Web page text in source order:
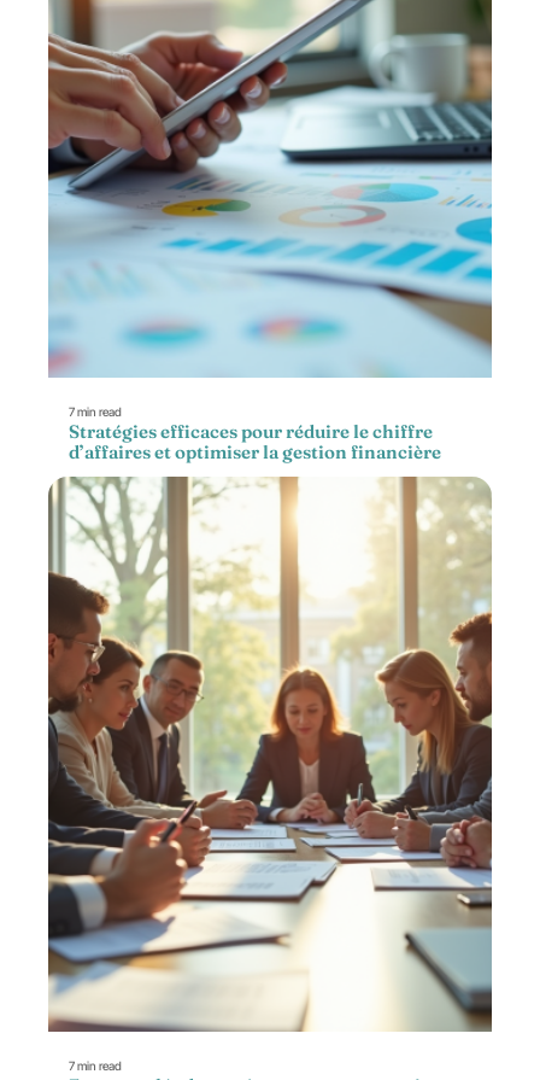
7 min read
Stratégies efficaces pour réduire le chiffre
d’affaires et optimiser la gestion financière
7 min read